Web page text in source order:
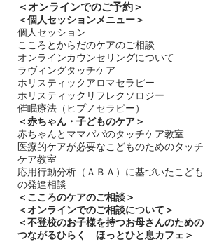
お申込み時に、お子さまの月齢と子育
ての中で気になっていることなどをお
書きください。
＜レッスン時にご準備いただくもの＞
・水分補給の飲み物、替えのおむつ、
おしりふき、着替えの肌着、お気に入
りのおもちゃ（小さなもの）
必要であればミルクなど、おやつ
＜​オンラインでのご予約＞
＜個人セッションメニュー＞
個人セッション
こころとからだのケアのご相談
オンラインカウンセリングについて
ラヴィングタッチケア
ホリスティックアロマセラピー
ホリスティックリフレクソロジー​
催眠療法（ヒプノセラピー）
＜赤ちゃん・子どものケア＞
​赤ちゃんとママパパのタッチケア教室
医療的ケアが必要なこどものためのタッチ
ケア教室
応用行動分析（ＡＢＡ）に基づいたこども
の発達相談
＜ こころのケアのご相談＞
＜オンラインでのご相談について＞
＜不登校のお子様を持つお母さんのための
つながるひらく ほっとひと息カフェ＞